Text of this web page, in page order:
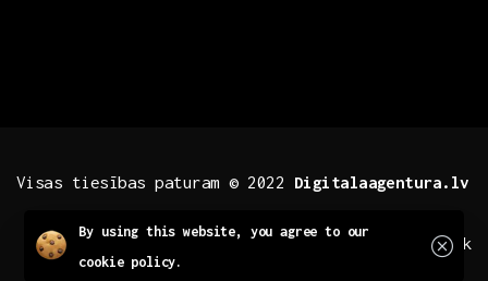
Visas tiesības paturam © 2022 Digitalaagentura.lv
.fb .insta .tiktok
By using this website, you agree to our
cookie policy.
Close